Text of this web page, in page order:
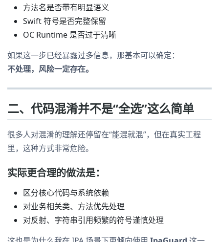
方法名是否带有明显语义
Swift 符号是否完整保留
OC Runtime 是否过于清晰
如果这一步已经暴露过多信息，那基本可以确定：
不处理，风险一定存在。
二、代码混淆并不是“全选”这么简单
很多人对混淆的理解还停留在“能混就混”，但在真实工程
里，这种方式非常危险。
实际更合理的做法是：
区分核心代码与系统依赖
对业务相关类、方法优先处理
对反射、字符串引用频繁的符号谨慎处理